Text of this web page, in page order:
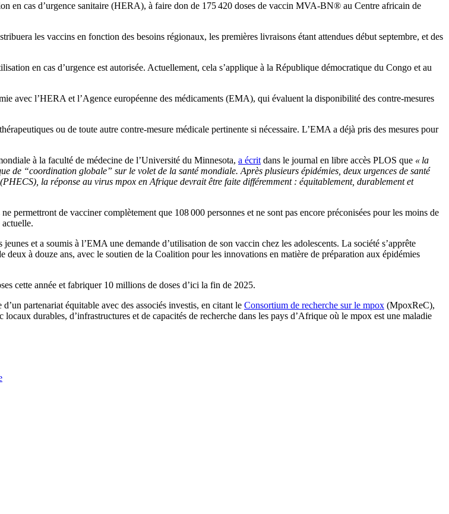
en cas d’urgence sanitaire (HERA), à faire don de 175 420 doses de vaccin MVA-BN® au Centre africain de
les vaccins en fonction des besoins régionaux, les premières livraisons étant attendues début septembre, et des
en cas d’urgence est autorisée. Actuellement, cela s’applique à la République démocratique du Congo et au
avec l’HERA et l’Agence européenne des médicaments (EMA), qui évaluent la disponibilité des contre-mesures
ou de toute autre contre-mesure médicale pertinente si nécessaire. L’EMA a déjà pris des mesures pour
à la faculté de médecine de l’Université du Minnesota, a écrit dans le journal en libre accès PLOS que « la
de “coordination globale” sur le volet de la santé mondiale. Après plusieurs épidémies, deux urgences de santé
la réponse au virus mpox en Afrique devrait être faite différemment : équitablement, durablement et
permettront de vacciner complètement que 108 000 personnes et ne sont pas encore préconisées pour les moins de
actuelle.
et a soumis à l’EMA une demande d’utilisation de son vaccin chez les adolescents. La société s’apprête
à douze ans, avec le soutien de la Coalition pour les innovations en matière de préparation aux épidémies
cette année et fabriquer 10 millions de doses d’ici la fin de 2025.
partenariat équitable avec des associés investis, en citant le Consortium de recherche sur le mpox (MpoxReC),
durables, d’infrastructures et de capacités de recherche dans les pays d’Afrique où le mpox est une maladie